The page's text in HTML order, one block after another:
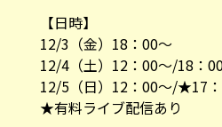
【日時】
12/3（金）18：00～
12/4（土）12：00～/18：
12/5（日）12：00～/★17
★有料ライブ配信あり